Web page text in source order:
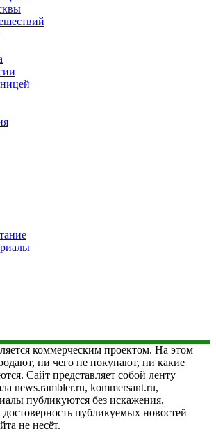
коммерческим проектом. На этом
ни чего не покупают, ни какие
Сайт представляет собой ленту
news.rambler.ru, kommersant.ru,
публикуются без искажения,
достоверность публикуемых новостей
не несёт.